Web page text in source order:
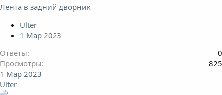
Лента в задний дворник
Ulter
1 Мар 2023
Ответы
0
Просмотры
825
1 Мар 2023
Ulter